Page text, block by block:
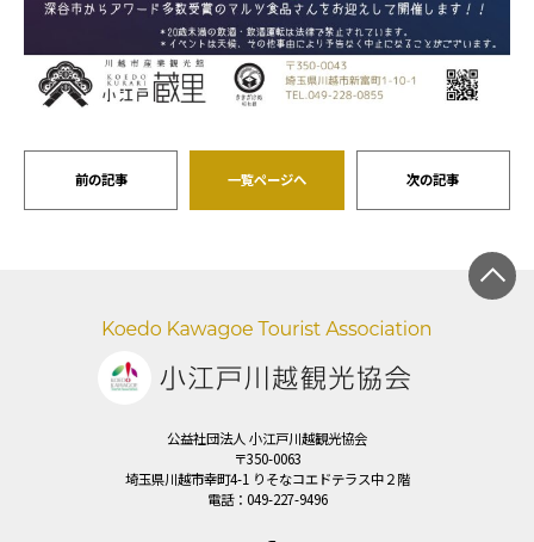
前の記事 一覧ページへ 次の記事
公益社団法人 小江戸川越観光協会
〒350-0063
埼玉県川越市幸町4-1 りそなコエドテラス中２階
電話： 049-227-9496